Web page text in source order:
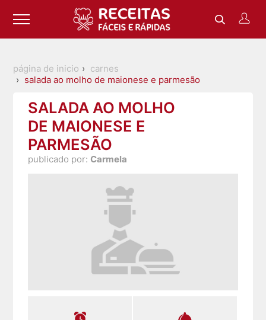
página de inicio
carnes
salada ao molho de maionese e parmesão
SALADA AO MOLHO
DE MAIONESE E
PARMESÃO
publicado por: Carmela